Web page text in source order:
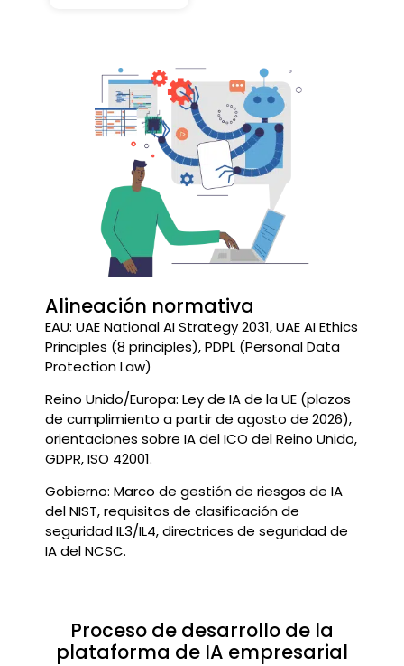
Alineación normativa
EAU: UAE National AI Strategy 2031, UAE AI Ethics
Principles (8 principles), PDPL (Personal Data
Protection Law)
Reino Unido/Europa: Ley de IA de la UE (plazos
de cumplimiento a partir de agosto de 2026),
orientaciones sobre IA del ICO del Reino Unido,
GDPR, ISO 42001.
Gobierno: Marco de gestión de riesgos de IA
del NIST, requisitos de clasificación de
seguridad IL3/IL4, directrices de seguridad de
IA del NCSC.
Proceso de desarrollo de la
plataforma de IA empresarial